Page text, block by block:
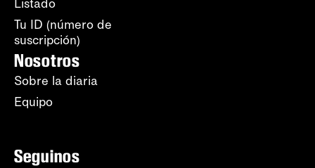
Listado
Tu ID (número de
suscripción)
Nosotros
Sobre la diaria
Equipo
Seguinos